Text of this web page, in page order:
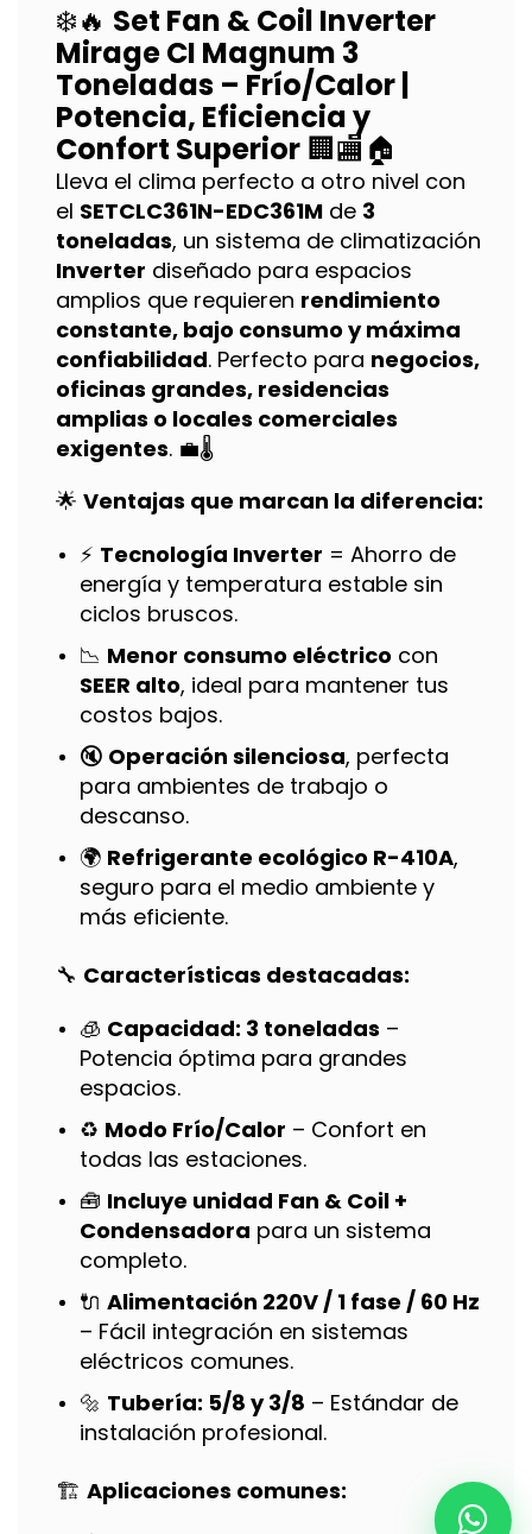
❄️🔥 Set Fan & Coil Inverter
Mirage CI Magnum 3
Toneladas – Frío/Calor |
Potencia, Eficiencia y
Confort Superior 🏢🏬🏠
Lleva el clima perfecto a otro nivel con
el SETCLC361N-EDC361M de 3
toneladas, un sistema de climatización
Inverter diseñado para espacios
amplios que requieren rendimiento
constante, bajo consumo y máxima
confiabilidad. Perfecto para negocios,
oficinas grandes, residencias
amplias o locales comerciales
exigentes. 💼🌡️
🌟 Ventajas que marcan la diferencia:
⚡ Tecnología Inverter = Ahorro de
energía y temperatura estable sin
ciclos bruscos.
📉 Menor consumo eléctrico con
SEER alto, ideal para mantener tus
costos bajos.
🔇 Operación silenciosa, perfecta
para ambientes de trabajo o
descanso.
🌍 Refrigerante ecológico R-410A,
seguro para el medio ambiente y
más eficiente.
🔧 Características destacadas:
🧊 Capacidad: 3 toneladas –
Potencia óptima para grandes
espacios.
♻️ Modo Frío/Calor – Confort en
todas las estaciones.
🧰 Incluye unidad Fan & Coil +
Condensadora para un sistema
completo.
🔌 Alimentación 220V / 1 fase / 60 Hz
– Fácil integración en sistemas
eléctricos comunes.
🔩 Tubería: 5/8 y 3/8 – Estándar de
instalación profesional.
🏗️ Aplicaciones comunes: